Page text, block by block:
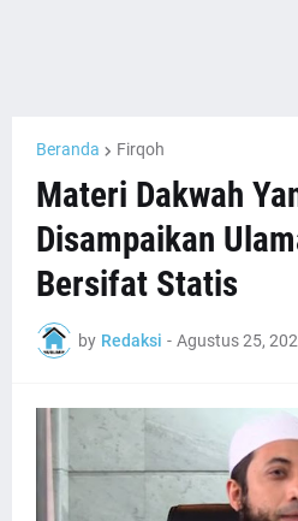
Beranda Firqoh
Materi Dakwah
Disampaikan
Bersifat Statis
by Redaksi - Agustus 25,